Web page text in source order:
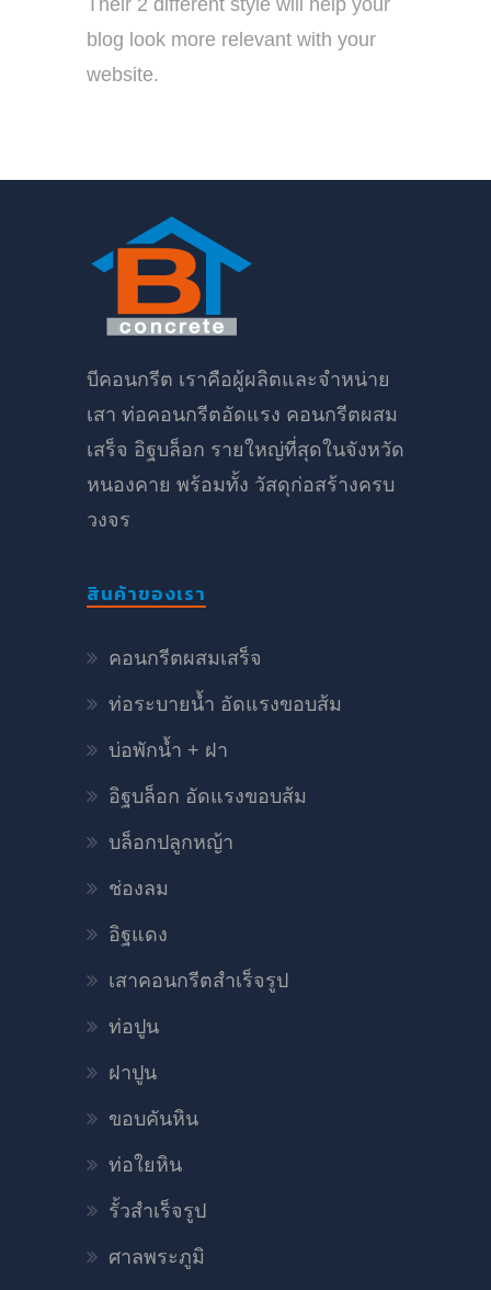
Their 2 different style will help your
blog look more relevant with your
website.
บีคอนกรีต เราคือผู้ผลิตและจำหน่าย
เสา ท่อคอนกรีตอัดแรง คอนกรีตผสม
เสร็จ อิฐบล็อก รายใหญ่ที่สุดในจังหวัด
หนองคาย พร้อมทั้ง วัสดุก่อสร้างครบ
วงจร
สินค้าของเรา
คอนกรีตผสมเสร็จ
ท่อระบายน้ำ อัดแรงขอบส้ม
บ่อพักน้ำ + ฝา
อิฐบล็อก อัดแรงขอบส้ม
บล็อกปลูกหญ้า
ช่องลม
อิฐแดง
เสาคอนกรีตสำเร็จรูป
ท่อปูน
ฝาปูน
ขอบคันหิน
ท่อใยหิน
รั้วสำเร็จรูป
ศาลพระภูมิ